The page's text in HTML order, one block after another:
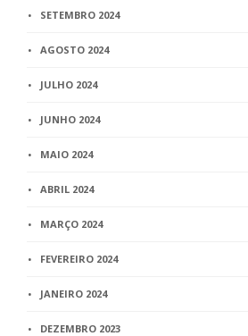
SETEMBRO 2024
AGOSTO 2024
JULHO 2024
JUNHO 2024
MAIO 2024
ABRIL 2024
MARÇO 2024
FEVEREIRO 2024
JANEIRO 2024
DEZEMBRO 2023